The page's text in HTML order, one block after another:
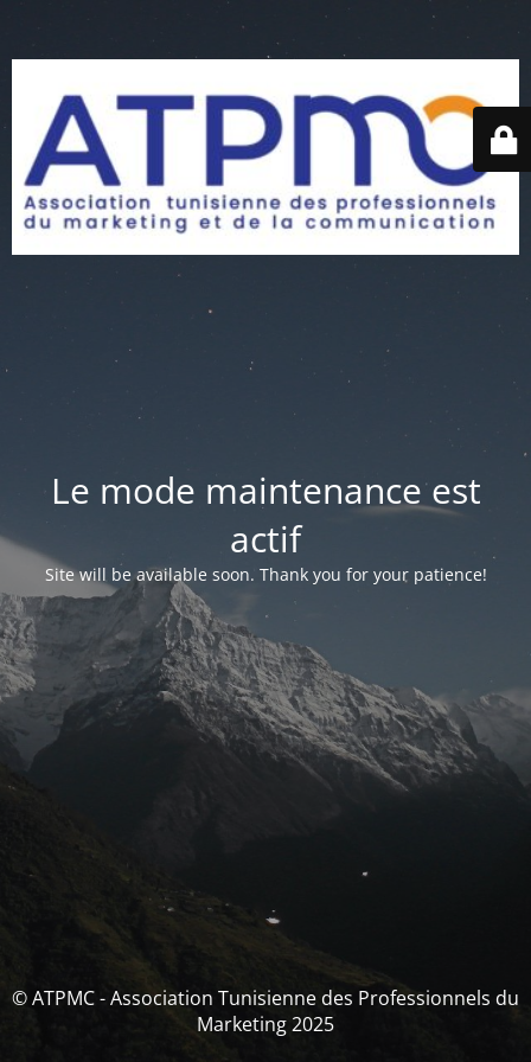
Le mode maintenance est
actif
Site will be available soon. Thank you for your patience!
© ATPMC - Association Tunisienne des Professionnels du
Marketing 2025